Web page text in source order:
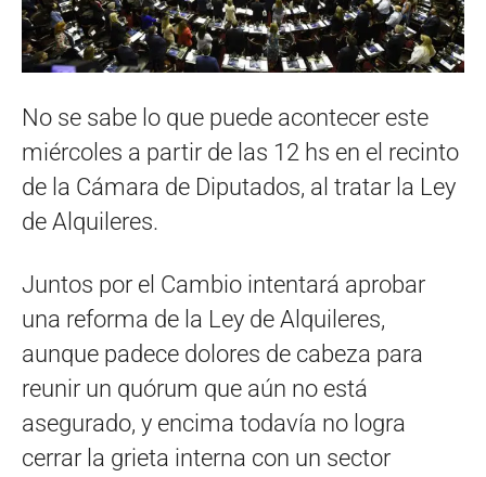
No se sabe lo que puede acontecer este
miércoles a partir de las 12 hs en el recinto
de la Cámara de Diputados, al tratar la Ley
de Alquileres.
Juntos por el Cambio intentará aprobar
una reforma de la Ley de Alquileres,
aunque padece dolores de cabeza para
reunir un quórum que aún no está
asegurado, y encima todavía no logra
cerrar la grieta interna con un sector